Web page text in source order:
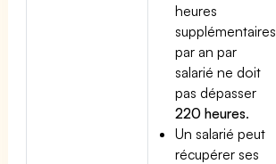
heures
supplémentaires
par an par
salarié ne doit
pas dépasser
220 heures.
Un salarié peut
récupérer ses